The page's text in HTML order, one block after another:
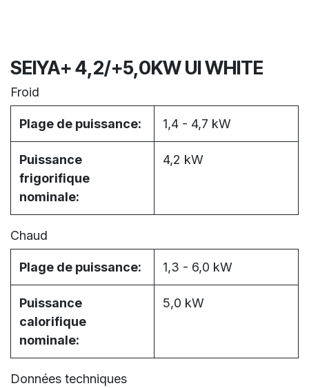
SEIYA+ 4,2/+5,0KW UI WHITE
Froid
Plage de puissance: 1,4 - 4,7 kW
Puissance
frigorifique
nominale:
4,2 kW
Chaud
Plage de puissance: 1,3 - 6,0 kW
Puissance
calorifique
nominale:
5,0 kW
Données techniques